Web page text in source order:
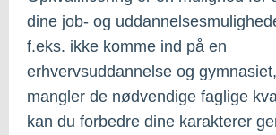
dine job- og
f.eks. ikke komme ind på en
erhvervsuddannelse og
mangler de nødvendige faglige
kan du forbedre dine karakterer